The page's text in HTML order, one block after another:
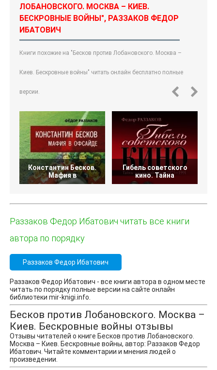
ЛОБАНОВСКОГО. МОСКВА – КИЕВ.
БЕСКРОВНЫЕ ВОЙНЫ", РАЗЗАКОВ ФЕДОР
ИБАТОВИЧ
Книги похожие на "Бесков против Лобановского. Москва –
Киев. Бескровные войны" читать онлайн бесплатно полные
версии.
Константин Бесков.
Мафия в
Гибель советского
кино. Тайна
Раззаков Федор Ибатович читать все книги
автора по порядку
Раззаков Федор Ибатович
Раззаков Федор Ибатович - все книги автора в одном месте
читать по порядку полные версии на сайте онлайн
библиотеки mir-knigi.info.
Бесков против Лобановского. Москва –
Киев. Бескровные войны отзывы
Отзывы читателей о книге Бесков против Лобановского.
Москва – Киев. Бескровные войны, автор: Раззаков Федор
Ибатович. Читайте комментарии и мнения людей о
произведении.